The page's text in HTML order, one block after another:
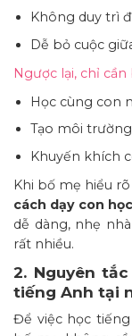
Không duy trì
Dễ bỏ cuộc
Ngược lại, chỉ cần
Học cùng con
Tạo môi
Khuyến khích
Khi bố mẹ hiểu
cách dạy con
dễ dàng, nhẹ
rất nhiều.
2. Nguyên
tiếng Anh tại
Để việc học